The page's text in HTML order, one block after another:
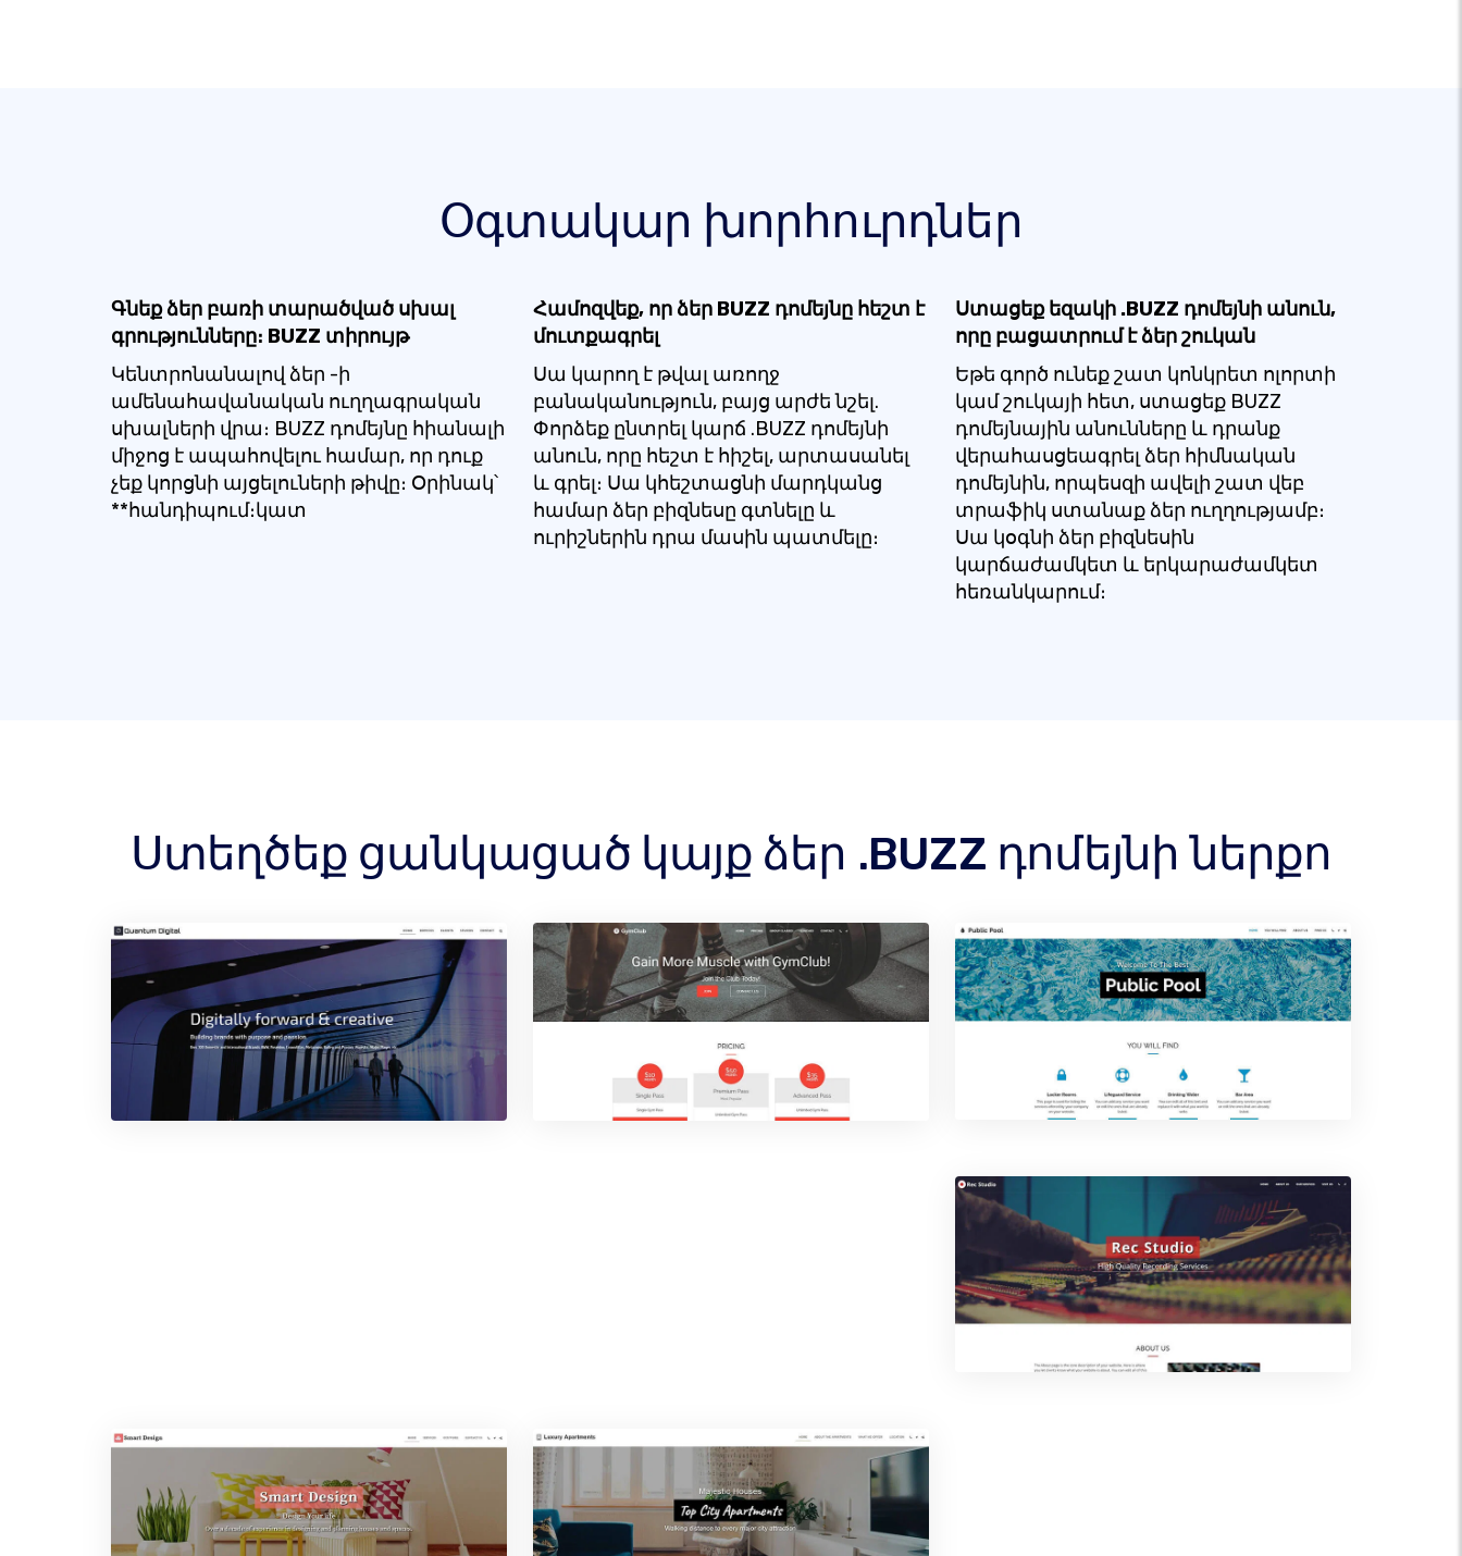
Օգտակար խորհուրդներ
Գնեք ձեր բառի տարածված սխալ
գրությունները։ BUZZ տիրույթ
Կենտրոնանալով ձեր -ի
ամենահավանական ուղղագրական
սխալների վրա։ BUZZ դոմեյնը հիանալի
միջոց է ապահովելու համար, որ դուք
չեք կորցնի այցելուների թիվը։ Օրինակ՝
**հանդիպում։կատ
Համոզվեք, որ ձեր BUZZ դոմեյնը հեշտ է
մուտքագրել
Սա կարող է թվալ առողջ
բանականություն, բայց արժե նշել.
Փորձեք ընտրել կարճ .BUZZ դոմեյնի
անուն, որը հեշտ է հիշել, արտասանել
և գրել։ Սա կհեշտացնի մարդկանց
համար ձեր բիզնեսը գտնելը և
ուրիշներին դրա մասին պատմելը։
Ստացեք եզակի .BUZZ դոմեյնի անուն,
որը բացատրում է ձեր շուկան
Եթե ​​գործ ունեք շատ կոնկրետ ոլորտի
կամ շուկայի հետ, ստացեք BUZZ
դոմեյնային անունները և դրանք
վերահասցեագրել ձեր հիմնական
դոմեյնին, որպեսզի ավելի շատ վեբ
տրաֆիկ ստանաք ձեր ուղղությամբ։
Սա կօգնի ձեր բիզնեսին
կարճաժամկետ և երկարաժամկետ
հեռանկարում։
Ստեղծեք ցանկացած կայք ձեր .BUZZ դոմեյնի ներքո